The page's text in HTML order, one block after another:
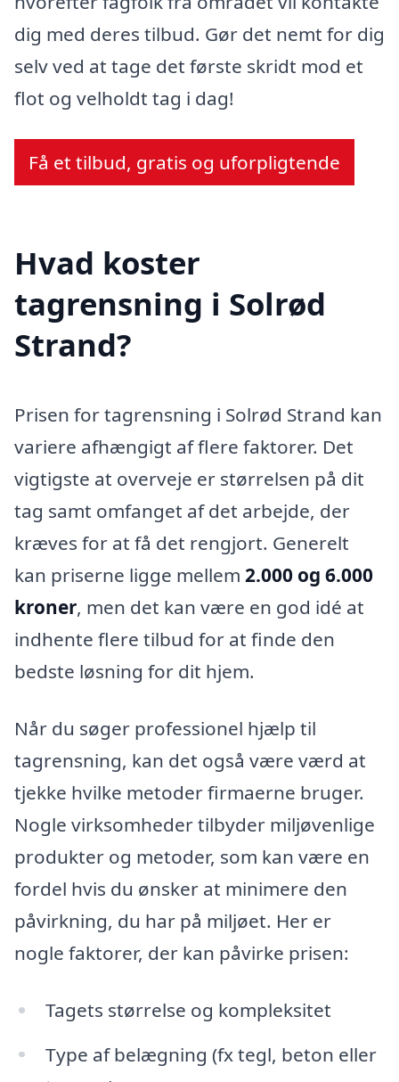
dig med deres tilbud. Gør det nemt for dig
selv ved at tage det første skridt mod et
flot og velholdt tag i dag!
Få et tilbud, gratis og uforpligtende
Hvad koster
tagrensning i Solrød
Strand?
Prisen for tagrensning i Solrød Strand kan
variere afhængigt af flere faktorer. Det
vigtigste at overveje er størrelsen på dit
tag samt omfanget af det arbejde, der
kræves for at få det rengjort. Generelt
kan priserne ligge mellem 2.000 og 6.000
kroner, men det kan være en god idé at
indhente flere tilbud for at finde den
bedste løsning for dit hjem.
Når du søger professionel hjælp til
tagrensning, kan det også være værd at
tjekke hvilke metoder firmaerne bruger.
Nogle virksomheder tilbyder miljøvenlige
produkter og metoder, som kan være en
fordel hvis du ønsker at minimere den
påvirkning, du har på miljøet. Her er
nogle faktorer, der kan påvirke prisen:
Tagets størrelse og kompleksitet
Type af belægning (fx tegl, beton eller